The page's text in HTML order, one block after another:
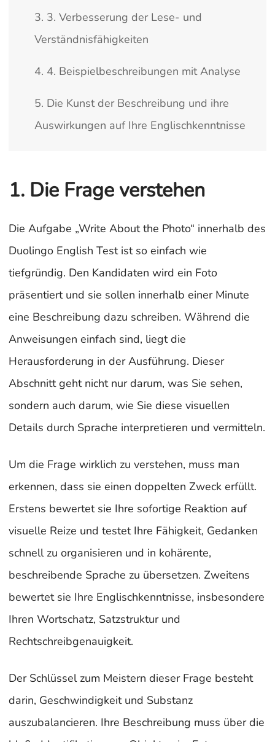
3. 3. Verbesserung der Lese- und
Verständnisfähigkeiten
4. 4. Beispielbeschreibungen mit Analyse
5. Die Kunst der Beschreibung und ihre
Auswirkungen auf Ihre Englischkenntnisse
1. Die Frage verstehen
Die Aufgabe „Write About the Photo“ innerhalb des
Duolingo English Test ist so einfach wie
tiefgründig. Den Kandidaten wird ein Foto
präsentiert und sie sollen innerhalb einer Minute
eine Beschreibung dazu schreiben. Während die
Anweisungen einfach sind, liegt die
Herausforderung in der Ausführung. Dieser
Abschnitt geht nicht nur darum, was Sie sehen,
sondern auch darum, wie Sie diese visuellen
Details durch Sprache interpretieren und vermitteln.
Um die Frage wirklich zu verstehen, muss man
erkennen, dass sie einen doppelten Zweck erfüllt.
Erstens bewertet sie Ihre sofortige Reaktion auf
visuelle Reize und testet Ihre Fähigkeit, Gedanken
schnell zu organisieren und in kohärente,
beschreibende Sprache zu übersetzen. Zweitens
bewertet sie Ihre Englischkenntnisse, insbesondere
Ihren Wortschatz, Satzstruktur und
Rechtschreibgenauigkeit.
Der Schlüssel zum Meistern dieser Frage besteht
darin, Geschwindigkeit und Substanz
auszubalancieren. Ihre Beschreibung muss über die